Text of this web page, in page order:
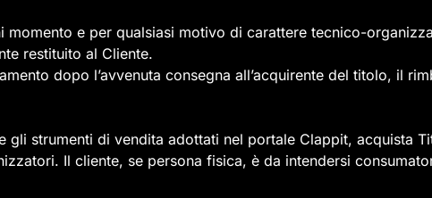
e per qualsiasi motivo di carattere tecnico-
restituito al Cliente.
dopo l’avvenuta consegna all’acquirente del titolo, il
gli strumenti di vendita adottati nel portale Clappit, acquista
Il cliente, se persona fisica, è da intendersi